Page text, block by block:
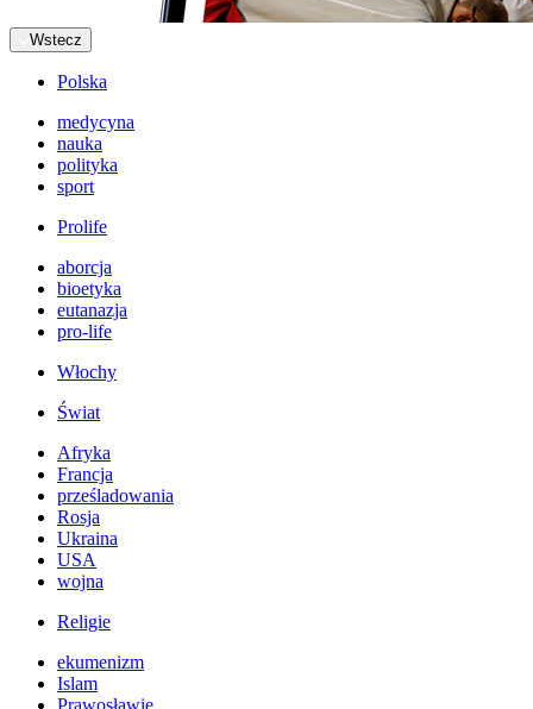
Wstecz
Polska
medycyna
nauka
polityka
sport
Prolife
aborcja
bioetyka
eutanazja
pro-life
Włochy
Świat
Afryka
Francja
prześladowania
Rosja
Ukraina
USA
wojna
Religie
ekumenizm
Islam
Prawosławie